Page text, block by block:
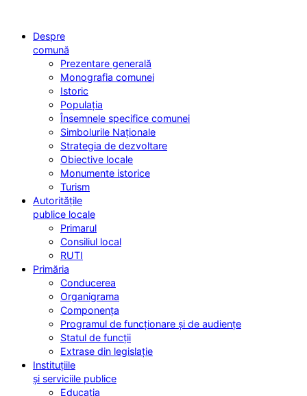
Despre
comună
Prezentare generală
Monografia comunei
Istoric
Populația
Însemnele specifice comunei
Simbolurile Naționale
Strategia de dezvoltare
Obiective locale
Monumente istorice
Turism
Autoritățile
publice locale
Primarul
Consiliul local
RUTI
Primăria
Conducerea
Organigrama
Componența
Programul de funcționare și de audiențe
Statul de funcții
Extrase din legislație
Instituțiile
și serviciile publice
Educația